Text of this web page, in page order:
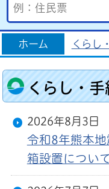
ホーム くらし
くらし・
2026年8月3日
令和8年熊本
箱設置について